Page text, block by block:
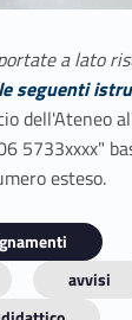
a lato
le seguenti
dell'Ateneo
5733xxxx"
esteso.
avvisi